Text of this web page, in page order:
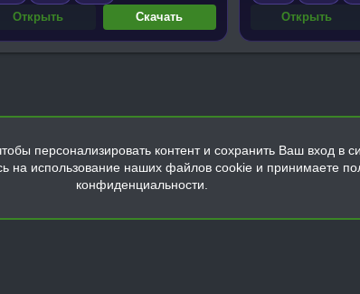
Открыть Скачать Открыть
персонализировать контент и сохранить Ваш вход в
на использование наших файлов cookie и принимаете
конфиденциальности.